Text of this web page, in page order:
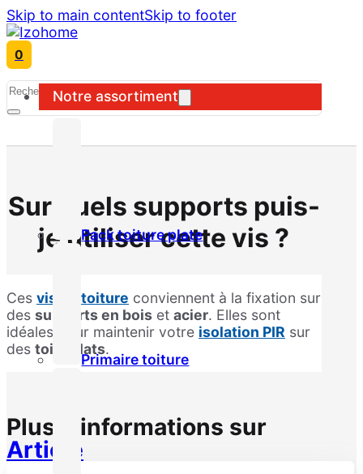
Skip to main contentSkip to footer
0
Notre assortiment
Pack toiture plate
Primaire toiture
Search
Sur quels supports puis-
je utiliser cette vis ?
Ces vis de toiture conviennent à la fixation sur
des supports en bois et acier. Elles sont
idéales pour maintenir votre isolation PIR sur
des toits plats.
Plus d’informations sur
Article